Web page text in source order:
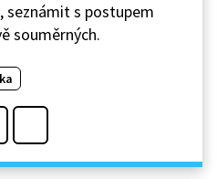
seznámit s postupem
souměrných.